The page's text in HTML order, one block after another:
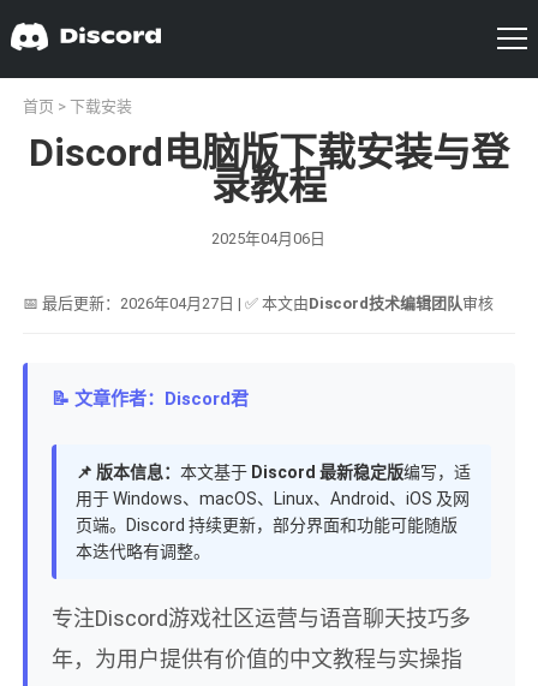
首页 > 下载安装
Discord电脑版下载安装与登
录教程
2025年04月06日
📅 最后更新：2026年04月27日 | ✅ 本文由Discord技术编辑团队审核
📝 文章作者：Discord君
📌 版本信息： 本文基于 Discord 最新稳定版编写，适
用于 Windows、macOS、Linux、Android、iOS 及网
页端。Discord 持续更新，部分界面和功能可能随版
本迭代略有调整。
专注Discord游戏社区运营与语音聊天技巧多
年，为用户提供有价值的中文教程与实操指